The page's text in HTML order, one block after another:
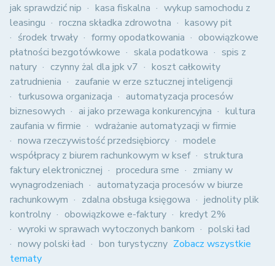
jak sprawdzić nip kasa fiskalna
wykup samochodu z
leasingu
roczna składka zdrowotna
kasowy pit
środek trwały
formy opodatkowania
obowiązkowe
płatności bezgotówkowe
skala podatkowa
spis z
natury
czynny żal dla jpk v7
koszt całkowity
zatrudnienia
zaufanie w erze sztucznej inteligencji
turkusowa organizacja
automatyzacja procesów
biznesowych
ai jako przewaga konkurencyjna
kultura
zaufania w firmie
wdrażanie automatyzacji w firmie
nowa rzeczywistość przedsiębiorcy
modele
współpracy z biurem rachunkowym w ksef
struktura
faktury elektronicznej
procedura sme
zmiany w
wynagrodzeniach
automatyzacja procesów w biurze
rachunkowym
zdalna obsługa księgowa
jednolity plik
kontrolny
obowiązkowe e-faktury
kredyt 2%
wyroki w sprawach wytoczonych bankom
polski ład
nowy polski ład
bon turystyczny Zobacz wszystkie
tematy